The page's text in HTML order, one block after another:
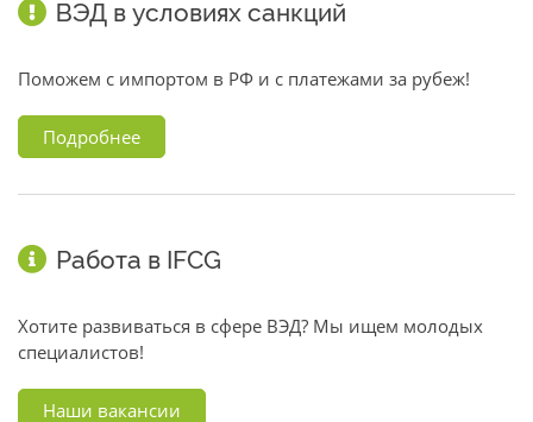
ВЭД в условиях санкций
Поможем с импортом в РФ и с платежами за рубеж!
Подробнее
Работа в IFCG
Хотите развиваться в сфере ВЭД? Мы ищем молодых
специалистов!
Наши вакансии